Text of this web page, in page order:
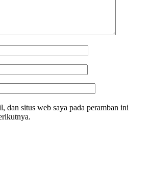
dan situs web saya pada peramban ini